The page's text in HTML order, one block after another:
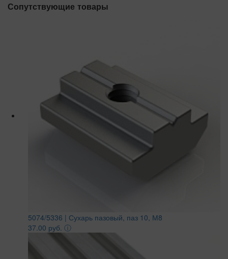
Сопутствующие товары
5074/5336 | Сухарь пазовый, паз 10, М8
37.00 руб. ⓘ